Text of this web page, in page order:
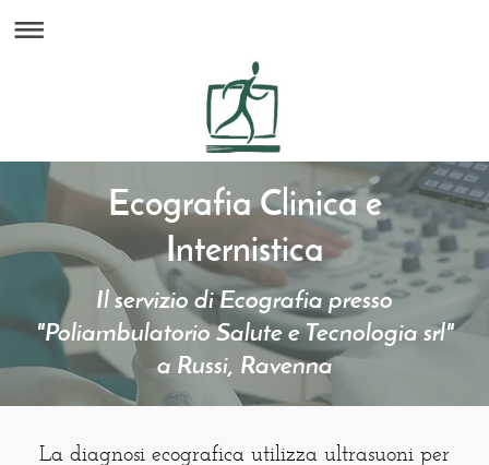
Ecografia Clinica e
Internistica
Il servizio di Ecografia presso
"Poliambulatorio Salute e Tecnologia srl"
a Russi, Ravenna
La diagnosi ecografica utilizza ultrasuoni per